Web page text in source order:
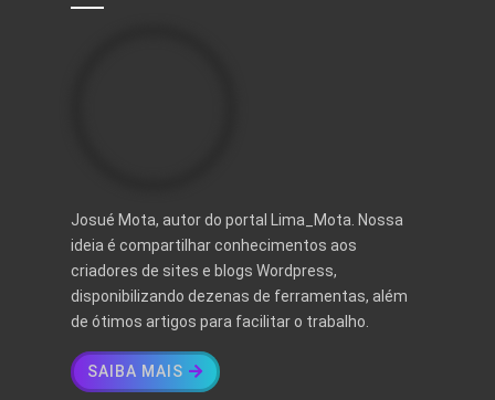
Josué Mota, autor do portal Lima_Mota. Nossa
ideia é compartilhar conhecimentos aos
criadores de sites e blogs Wordpress,
disponibilizando dezenas de ferramentas, além
de ótimos artigos para facilitar o trabalho.
SAIBA MAIS